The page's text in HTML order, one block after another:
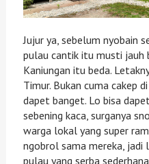
Jujur ya, sebelum nyobain
pulau cantik itu musti jauh
Kaniungan itu beda.
Timur. Bukan cuma cakep
dapet banget. Lo bisa
sebening kaca, surganya
warga lokal yang super
ngobrol sama mereka, jadi
pulau yang serba